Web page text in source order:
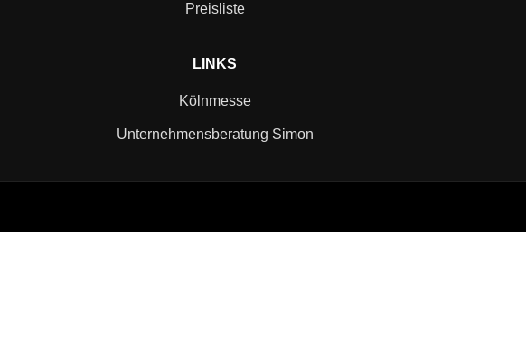
Preisliste
LINKS
Kölnmesse
Unternehmensberatung Simon